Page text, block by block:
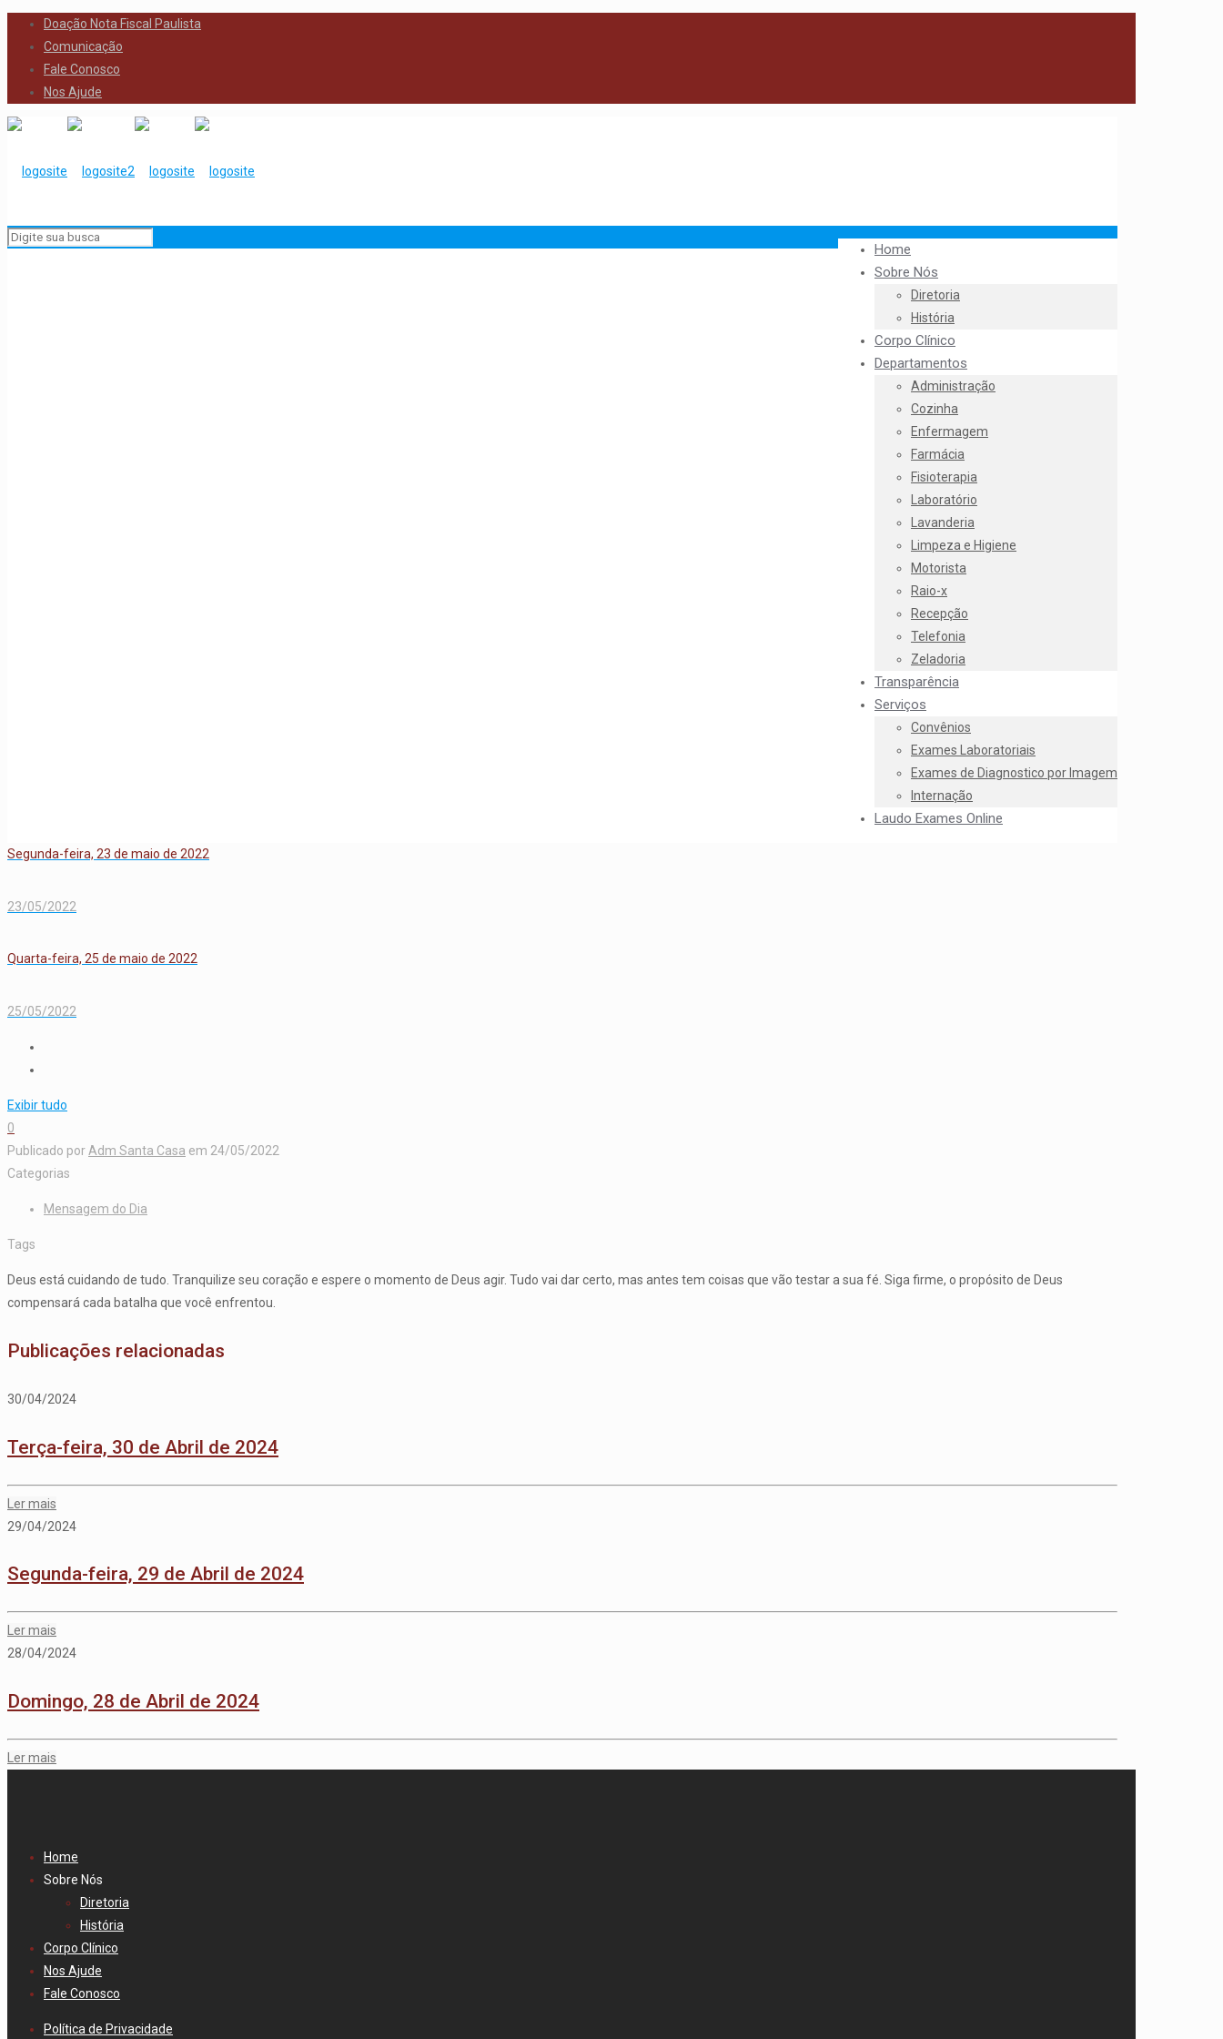
Doação Nota Fiscal Paulista
Comunicação
Fale Conosco
Nos Ajude
Home
Sobre Nós
Diretoria
História
Corpo Clínico
Departamentos
Administração
Cozinha
Enfermagem
Farmácia
Fisioterapia
Laboratório
Lavanderia
Limpeza e Higiene
Motorista
Raio-x
Recepção
Telefonia
Zeladoria
Transparência
Serviços
Convênios
Exames Laboratoriais
Exames de Diagnostico por Imagem
Internação
Laudo Exames Online
Segunda-feira, 23 de maio de 2022
23/05/2022
Quarta-feira, 25 de maio de 2022
25/05/2022
Exibir tudo
0
Publicado por Adm Santa Casa em 24/05/2022
Categorias
Mensagem do Dia
Tags
Deus está cuidando de tudo. Tranquilize seu coração e espere o momento de Deus agir. Tudo vai dar certo, mas antes tem coisas que vão testar a sua fé. Siga firme, o propósito de Deus
compensará cada batalha que você enfrentou.
Publicações relacionadas
30/04/2024
Terça-feira, 30 de Abril de 2024
Ler mais
29/04/2024
Segunda-feira, 29 de Abril de 2024
Ler mais
28/04/2024
Domingo, 28 de Abril de 2024
Ler mais
Home
Sobre Nós
Diretoria
História
Corpo Clínico
Nos Ajude
Fale Conosco
Política de Privacidade